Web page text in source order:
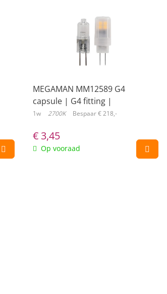
MEGAMAN MM12589 G4
capsule | G4 fitting |
Energiela...
1w 2700K Bespaar € 218,-
€ 3,45
Op vooraad